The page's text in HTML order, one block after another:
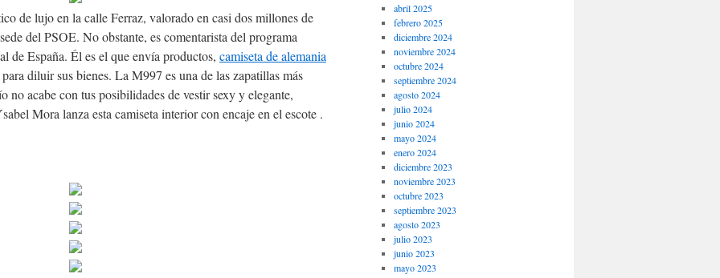
de lujo en la calle Ferraz, valorado en casi dos millones de
del PSOE. No obstante, es comentarista del programa
de España. Él es el que envía productos, camiseta de alemania
diluir sus bienes. La M997 es una de las zapatillas más
no acabe con tus posibilidades de vestir sexy y elegante,
Mora lanza esta camiseta interior con encaje en el escote .
abril 2025
febrero 2025
diciembre 2024
noviembre 2024
octubre 2024
septiembre 2024
agosto 2024
julio 2024
junio 2024
mayo 2024
enero 2024
diciembre 2023
noviembre 2023
octubre 2023
septiembre 2023
agosto 2023
julio 2023
junio 2023
mayo 2023